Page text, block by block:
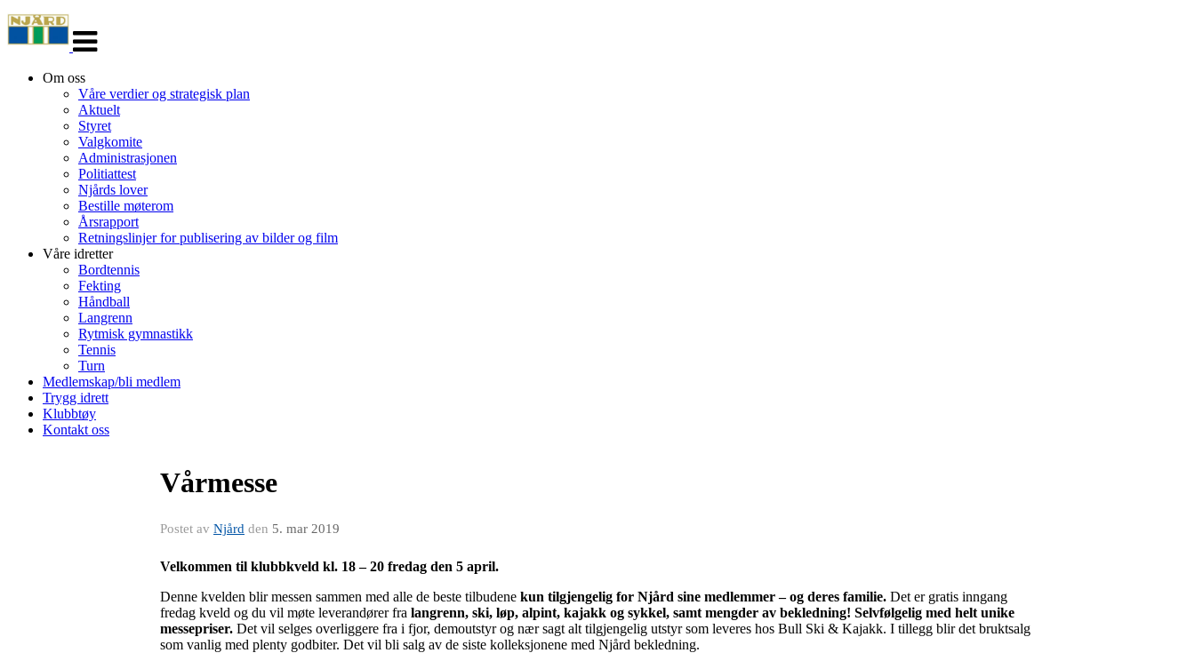
navigasjon
Om oss
Våre verdier og strategisk plan
Aktuelt
Styret
Valgkomite
Administrasjonen
Politiattest
Njårds lover
Bestille møterom
Årsrapport
Retningslinjer for publisering av bilder og film
Våre idretter
Bordtennis
Fekting
Håndball
Langrenn
Rytmisk gymnastikk
Tennis
Turn
Medlemskap/bli medlem
Trygg idrett
Klubbtøy
Kontakt oss
Vårmesse
Postet av Njård den 5. mar 2019
Velkommen til klubbkveld kl. 18 – 20 fredag den 5 april.
Denne kvelden blir messen sammen med alle de beste tilbudene kun tilgjengelig for Njård sine medlemmer – og deres familie. Det er gratis inngang
fredag kveld og du vil møte leverandører fra langrenn, ski, løp, alpint, kajakk og sykkel, samt mengder av bekledning! Selvfølgelig med helt unike
messepriser. Det vil selges overliggere fra i fjor, demoutstyr og nær sagt alt tilgjengelig utstyr som leveres hos Bull Ski & Kajakk. I tillegg blir det bruktsalg
som vanlig med plenty godbiter. Det vil bli salg av de siste kolleksjonene med Njård bekledning.